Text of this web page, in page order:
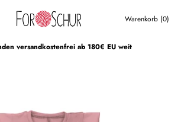
Warenkorb (0)
versandkostenfrei ab 180€ EU weit